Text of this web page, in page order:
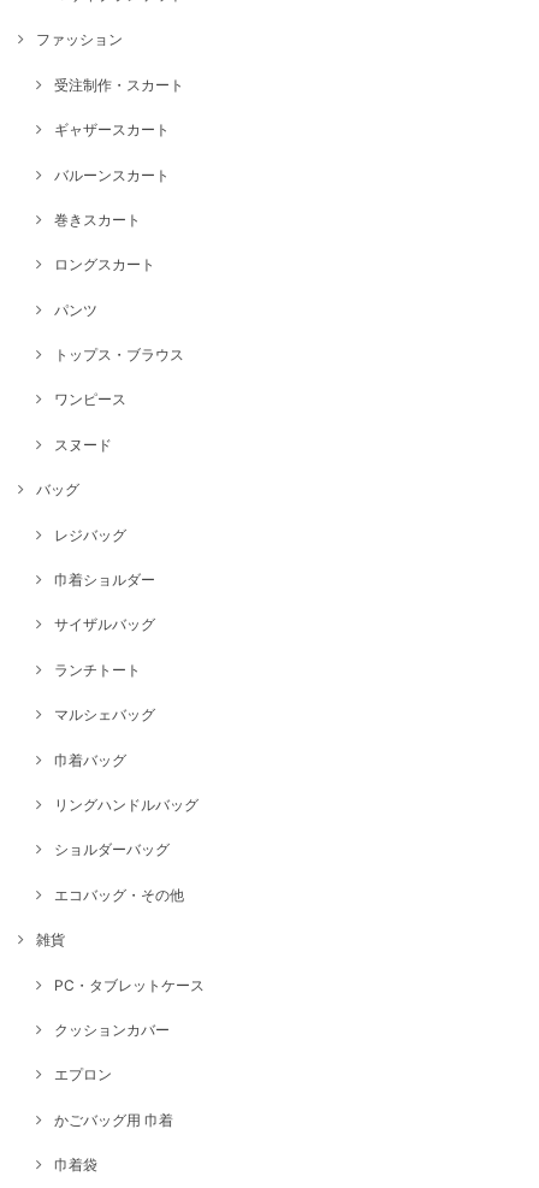
ファッション
受注制作・スカート
ギャザースカート
バルーンスカート
巻きスカート
ロングスカート
パンツ
トップス・ブラウス
ワンピース
スヌード
バッグ
レジバッグ
巾着ショルダー
サイザルバッグ
ランチトート
マルシェバッグ
巾着バッグ
リングハンドルバッグ
ショルダーバッグ
エコバッグ・その他
雑貨
PC・タブレットケース
クッションカバー
エプロン
かごバッグ用 巾着
巾着袋